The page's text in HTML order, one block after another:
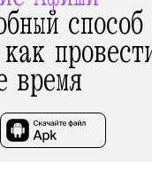
способ
время